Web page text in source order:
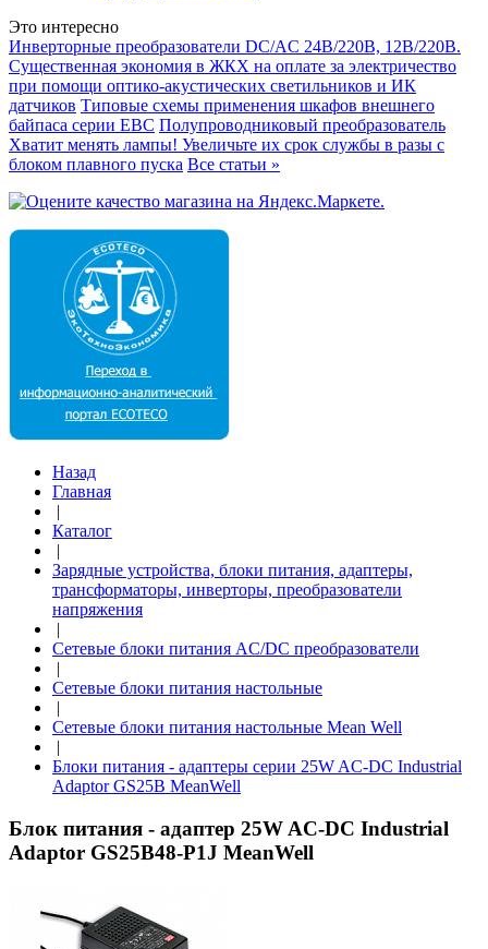
Это интересно
Инверторные преобразователи DC/AC 24В/220В, 12В/220В.
Существенная экономия в ЖКХ на оплате за электричество
при помощи оптико-акустических светильников и ИК
датчиков Типовые схемы применения шкафов внешнего
байпаса серии EBC Полупроводниковый преобразователь
Хватит менять лампы! Увеличьте их срок службы в разы с
блоком плавного пуска Все статьи »
Назад
Главная
|
Каталог
|
Зарядные устройства, блоки питания, адаптеры,
трансформаторы, инверторы, преобразователи
напряжения
|
Сетевые блоки питания AC/DC преобразователи
|
Сетевые блоки питания настольные
|
Сетевые блоки питания настольные Mean Well
|
Блоки питания - адаптеры серии 25W AC-DC Industrial
Adaptor GS25B MeanWell
Блок питания - адаптер 25W AC-DC Industrial
Adaptor GS25B48-P1J MeanWell